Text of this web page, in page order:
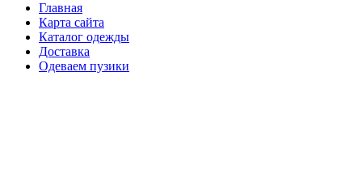
Главная
Карта сайта
Каталог одежды
Доставка
Одеваем пузики